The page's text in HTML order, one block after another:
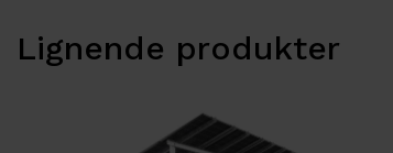
Lignende produkter